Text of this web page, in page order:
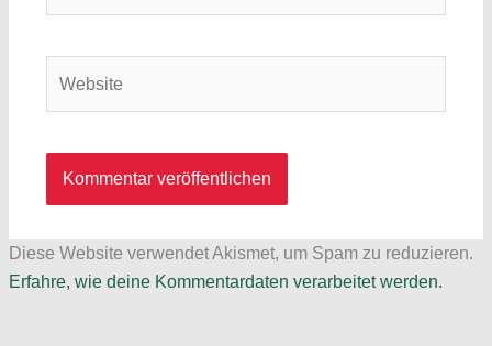
Diese Website verwendet Akismet, um Spam zu reduzieren.
Erfahre, wie deine Kommentardaten verarbeitet werden.